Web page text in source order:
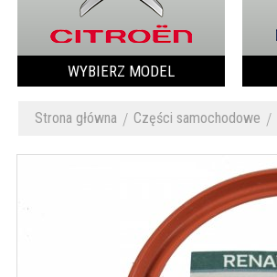
WYBIERZ MODEL
Strona główna Części samochodowe